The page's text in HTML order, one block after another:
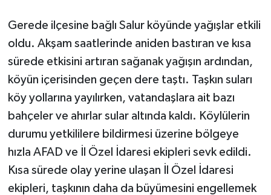
Gerede ilçesine bağlı Salur köyünde yağışlar etkili
oldu. Akşam saatlerinde aniden bastıran ve kısa
sürede etkisini artıran sağanak yağışın ardından,
köyün içerisinden geçen dere taştı. Taşkın suları
köy yollarına yayılırken, vatandaşlara ait bazı
bahçeler ve ahırlar sular altında kaldı. Köylülerin
durumu yetkililere bildirmesi üzerine bölgeye
hızla AFAD ve İl Özel İdaresi ekipleri sevk edildi.
Kısa sürede olay yerine ulaşan İl Özel İdaresi
ekipleri, taşkının daha da büyümesini engellemek